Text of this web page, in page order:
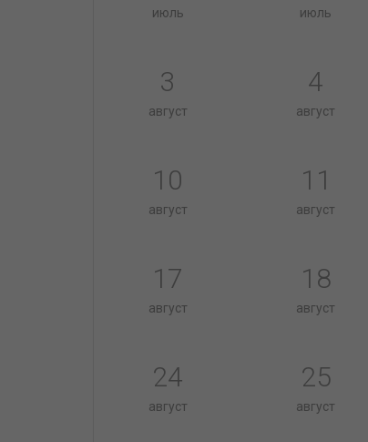
июль июль
3
август
4
август
10
август
11
август
17
август
18
август
24
август
25
август